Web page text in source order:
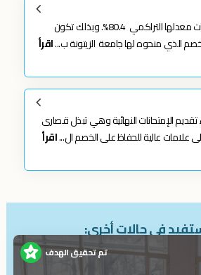
حافظت نسرين على ثبات معدلها التراكمي 80.4%. وبذلك تكون
الذي منحوه لها جامعة الزيتونة ب...اقرأ
الإمتحانات النهائية وهي تبذل قصارى
عالية للحفاظ على الخصم ال...اقرأ
في حالات أخرى:
تم تحقيق الهدف